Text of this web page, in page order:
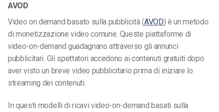
AVOD
Video on demand basato sulla pubblicità (AVOD) è un metodo
di monetizzazione video comune. Queste piattaforme di
video-on-demand guadagnano attraverso gli annunci
pubblicitari. Gli spettatori accedono ai contenuti gratuiti dopo
aver visto un breve video pubblicitario prima di iniziare lo
streaming dei contenuti.
In questi modelli di ricavi video-on-demand basati sulla